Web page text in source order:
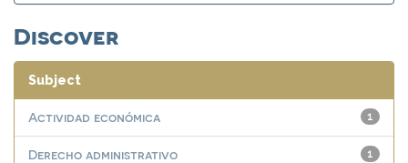
Discover
Subject
1
Actividad económica
1
Derecho administrativo